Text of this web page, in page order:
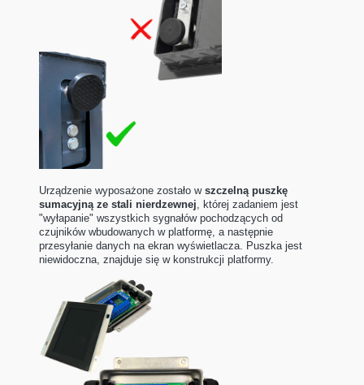
Urządzenie wyposażone zostało w szczelną puszkę
sumacyjną ze stali nierdzewnej, której zadaniem jest
"wyłapanie" wszystkich sygnałów pochodzących od
czujników wbudowanych w platformę, a następnie
przesyłanie danych na ekran wyświetlacza. Puszka jest
niewidoczna, znajduje się w konstrukcji platformy.